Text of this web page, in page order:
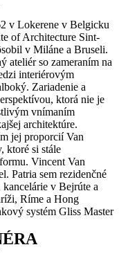
v Lokerene v Belgicku
of Architecture Sint-
v Miláne a Bruseli.
ateliér so zameraním na
interiérovým
Zariadenie a
ktorá nie je
vnímaním
architektúre.
jej proporcií Van
ktoré si stále
Vincent Van
Patria sem rezidenčné
v Bejrúte a
Ríme a Hong
systém Gliss Master